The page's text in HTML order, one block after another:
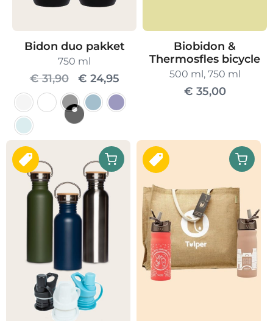
Bidon duo pakket
750 ml
€31,90
Oorspronkelijke
prijs
was:
€ 24,95Huidige
prijs
is:
product
heeft
meerdere
variaties.
kan
gekozen
worden
op
Biobidon &
Thermosfles bicycle
500 ml, 750 ml
€ 35,00